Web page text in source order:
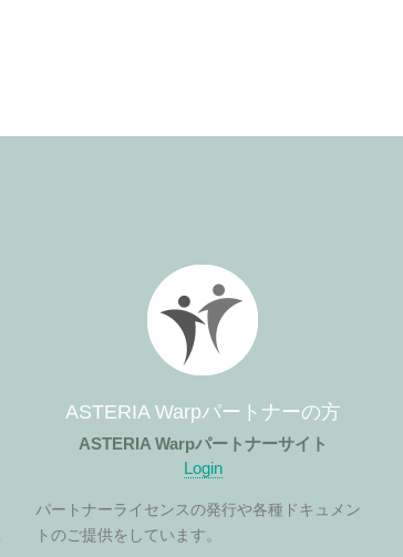
ASTERIA Warpパートナーの方
ASTERIA Warpパートナーサイト
Login
パートナーライセンスの発行や各種ドキュメン
トのご提供をしています。